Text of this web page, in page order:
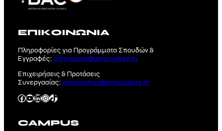
ΕΠΙΚΟΙΝΩΝΙΑ
Πληροφορίες για Προγράμματα Σπουδών &
Εγγραφές: admissions@aktocollege.gr
Επιχειρήσεις & Προτάσεις
Συνεργασίας: information@aktocollege.gr
Facebook YouTube Linkedin InstagramTikTok
CAMPUS